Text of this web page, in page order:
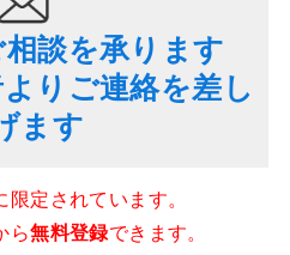
談を承ります
りご連絡を差し
ます
定されています。
ら無料登録できます。